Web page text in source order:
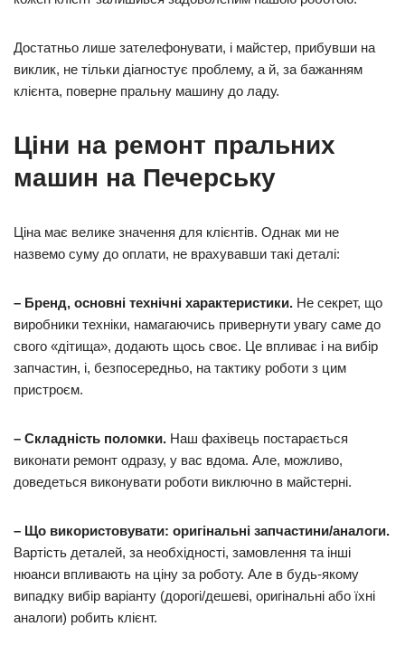
Достатньо лише зателефонувати, і майстер, прибувши на
виклик, не тільки діагностує проблему, а й, за бажанням
клієнта, поверне пральну машину до ладу.
Ціни на ремонт пральних
машин на Печерську
Ціна має велике значення для клієнтів. Однак ми не
назвемо суму до оплати, не врахувавши такі деталі:
– Бренд, основні технічні характеристики. Не секрет, що
виробники техніки, намагаючись привернути увагу саме до
свого «дітища», додають щось своє. Це впливає і на вибір
запчастин, і, безпосередньо, на тактику роботи з цим
пристроєм.
– Складність поломки. Наш фахівець постарається
виконати ремонт одразу, у вас вдома. Але, можливо,
доведеться виконувати роботи виключно в майстерні.
– Що використовувати: оригінальні запчастини/аналоги.
Вартість деталей, за необхідності, замовлення та інші
нюанси впливають на ціну за роботу. Але в будь-якому
випадку вибір варіанту (дорогі/дешеві, оригінальні або їхні
аналоги) робить клієнт.